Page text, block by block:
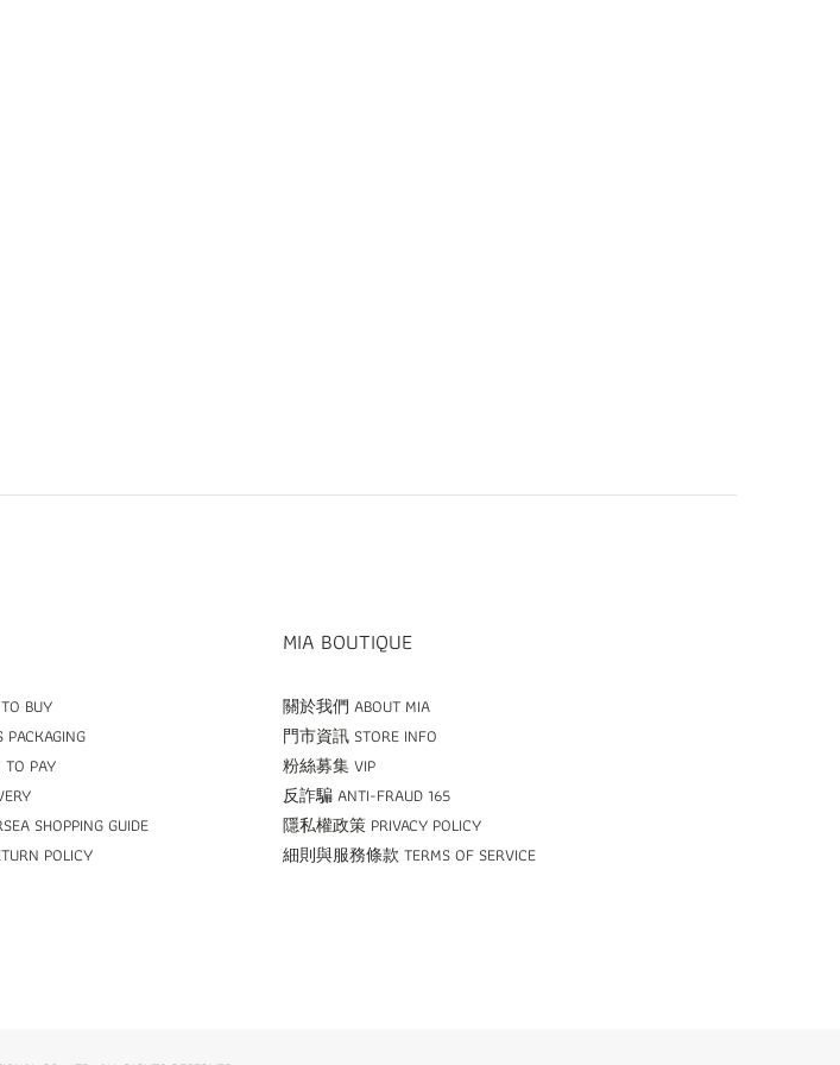
BUY
PAY
SHOPPING GUIDE
POLICY
MIA BOUTIQUE
關於我們 ABOUT MIA
門市資訊 STORE INFO
粉絲募集 VIP
反詐騙 ANTI-FRAUD 165
隱私權政策 PRIVACY POLICY
細則與服務條款 TERMS OF SERVICE